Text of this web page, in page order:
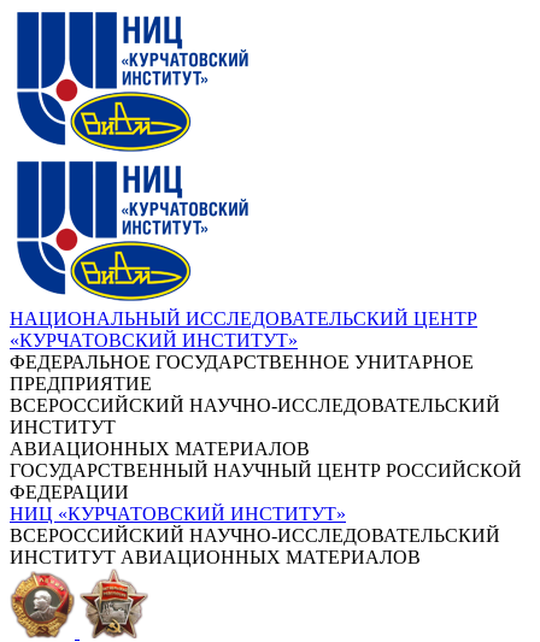
НАЦИОНАЛЬНЫЙ ИССЛЕДОВАТЕЛЬСКИЙ ЦЕНТР
«КУРЧАТОВСКИЙ ИНСТИТУТ»
ФЕДЕРАЛЬНОЕ ГОСУДАРСТВЕННОЕ УНИТАРНОЕ
ПРЕДПРИЯТИЕ
ВСЕРОССИЙСКИЙ НАУЧНО-ИССЛЕДОВАТЕЛЬСКИЙ
ИНСТИТУТ
АВИАЦИОННЫХ МАТЕРИАЛОВ
ГОСУДАРСТВЕННЫЙ НАУЧНЫЙ ЦЕНТР РОССИЙСКОЙ
ФЕДЕРАЦИИ
НИЦ «КУРЧАТОВСКИЙ ИНСТИТУТ»
ВСЕРОССИЙСКИЙ НАУЧНО-ИССЛЕДОВАТЕЛЬСКИЙ
ИНСТИТУТ АВИАЦИОННЫХ МАТЕРИАЛОВ